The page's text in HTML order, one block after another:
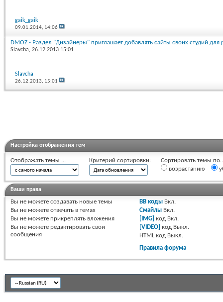
gaik_gaik
09.01.2014, 14:06
DMOZ - Раздел "Дизайнеры" приглашает добавлять сайты своих студий для
Slavcha, 26.12.2013 15:01
Slavcha
26.12.2013, 15:01
Настройка отображения тем
Отображать темы ... Критерий сортировки:
Сортировать темы
возрастанию
Ваши права
Вы не можете создавать новые темы
Вы не можете отвечать в темах
Вы не можете прикреплять вложения
Вы не можете редактировать свои
сообщения
BB коды Вкл.
Смайлы Вкл.
[IMG] код Вкл.
[VIDEO] код Выкл.
HTML код Выкл.
Правила форума